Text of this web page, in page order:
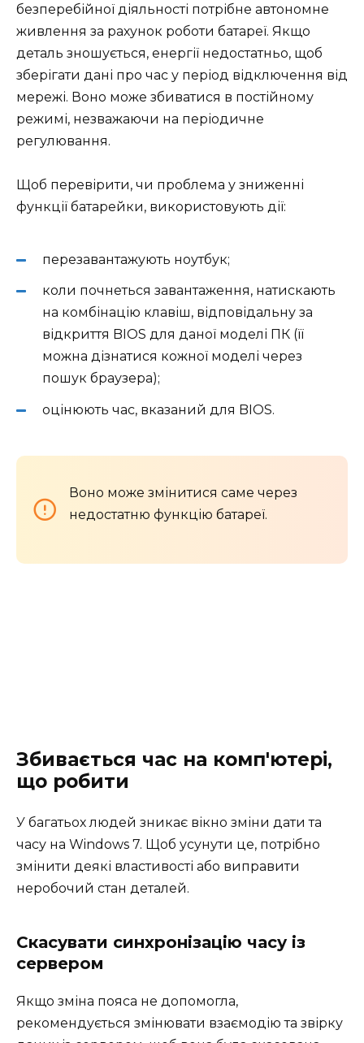
безперебійної діяльності потрібне автономне
живлення за рахунок роботи батареї. Якщо
деталь зношується, енергії недостатньо, щоб
зберігати дані про час у період відключення від
мережі. Воно може збиватися в постійному
режимі, незважаючи на періодичне
регулювання.
Щоб перевірити, чи проблема у зниженні
функції батарейки, використовують дії:
перезавантажують ноутбук;
коли почнеться завантаження, натискають
на комбінацію клавіш, відповідальну за
відкриття BIOS для даної моделі ПК (її
можна дізнатися кожної моделі через
пошук браузера);
оцінюють час, вказаний для BIOS.
Воно може змінитися саме через
недостатню функцію батареї.
Збивається час на комп'ютері,
що робити
У багатьох людей зникає вікно зміни дати та
часу на Windows 7. Щоб усунути це, потрібно
змінити деякі властивості або виправити
неробочий стан деталей.
Скасувати синхронізацію часу із
сервером
Якщо зміна пояса не допомогла,
рекомендується змінювати взаємодію та звірку